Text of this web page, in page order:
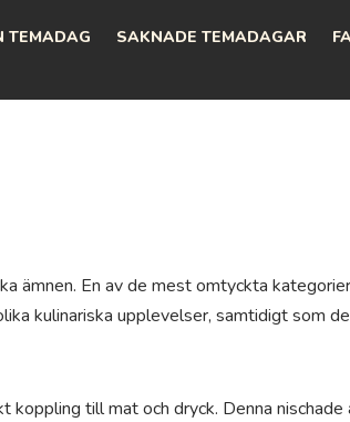
TEMADAG SAKNADE TEMADAGAR
ämnen. En av de mest omtyckta
kulinariska upplevelser, samtidigt som
till mat och dryck. Denna